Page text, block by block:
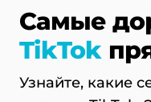
Самые
TikTok
Узнайте, какие